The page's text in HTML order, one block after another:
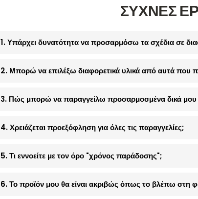
ΣΥΧΝΕΣ
1. Υπάρχει δυνατότητα να προσαρμόσω τα σχέδια σε
2. Μπορώ να επιλέξω διαφορετικά υλικά από αυτά που
3. Πώς μπορώ να παραγγείλω προσαρμοσμένα δικά μου
4. Χρειάζεται προεξόφληση για όλες τις παραγγελίες;
5. Τι εννοείτε με τον όρο "χρόνος παράδοσης";
6. Το προϊόν μου θα είναι ακριβώς όπως το βλέπω στη